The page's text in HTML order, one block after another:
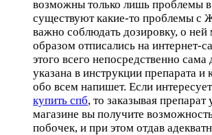
возможны только лишь проблемы в
существуют какие-то проблемы с
важно соблюдать дозировку, о
образом отписались на интернет-
этого всего непосредственно сама
указана в инструкции препарата и
обо всем напишет. Если
купить спб, то заказывая препарат
магазине вы получите
побочек, и при этом отдав